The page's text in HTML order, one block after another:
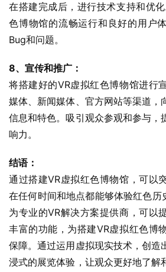
在搭建完成后，进行技术支持和优
色博物馆的流畅运行和良好的用户
Bug和问题。
8、宣传和推广：
将搭建好的VR虚拟红色博物馆进行
媒体、新闻媒体、官方网站等渠道，
信息和特色。吸引观众参观和参与，
响力。
结语：
通过搭建VR虚拟红色博物馆，可以
在任何时间和地点都能够体验红色
为专业的VR解决方案提供商，可以
丰富的功能，为搭建VR虚拟红色博
保障。通过运用虚拟现实技术，创造
浸式的展览体验，让观众更好地了解